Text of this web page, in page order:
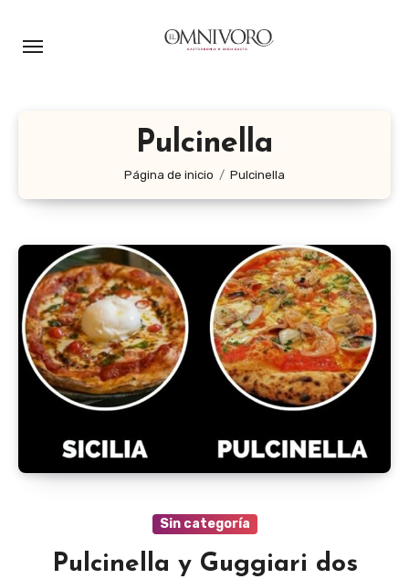
Pulcinella
Página de inicio Pulcinella
Sin categoría
Pulcinella y Guggiari dos